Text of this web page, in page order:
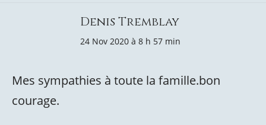
Denis Tremblay
24 Nov 2020 à 8 h 57 min
Mes sympathies à toute la famille.bon
courage.